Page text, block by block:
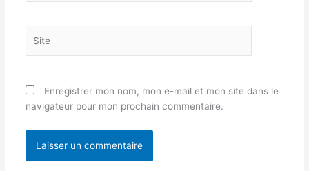
Enregistrer mon nom, mon e-mail et mon site dans le
navigateur pour mon prochain commentaire.